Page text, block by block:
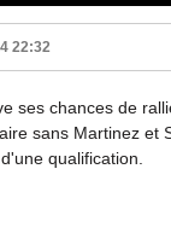
22:32
ses chances de
sans Martinez et
qualification.